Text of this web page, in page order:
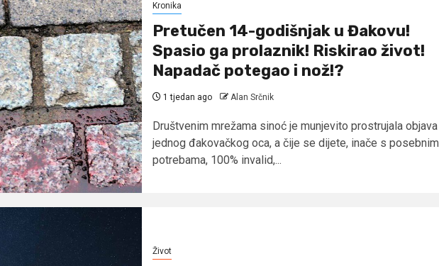
Kronika
Pretučen 14-godišnjak u Đakovu!
Spasio ga prolaznik! Riskirao život!
Napadač potegao i nož!?
1 tjedan ago Alan Srčnik
Društvenim mrežama sinoć je munjevito prostrujala objava
jednog đakovačkog oca, a čije se dijete, inače s posebnim
potrebama, 100% invalid,...
Život